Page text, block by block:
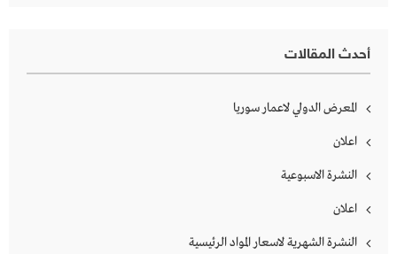
أحدث المقالات
المعرض الدولي لاعمار سوريا
اعلان
النشرة الاسبوعية
اعلان
النشرة الشهرية لاسعار المواد الرئيسية